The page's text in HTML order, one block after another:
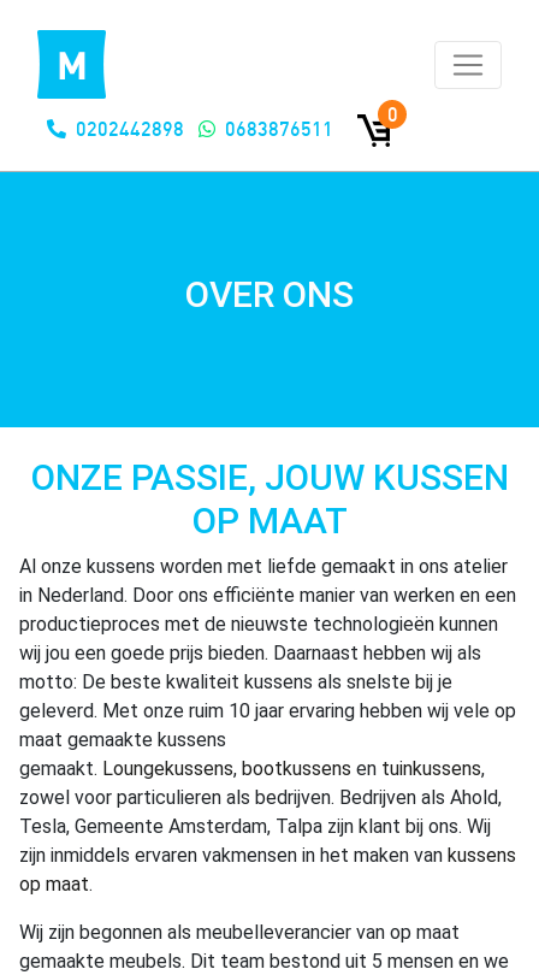
0202442898 0683876511
0
OVER ONS
ONZE PASSIE, JOUW KUSSEN
OP MAAT
Al onze kussens worden met liefde gemaakt in ons atelier
in Nederland. Door ons efficiënte manier van werken en een
productieproces met de nieuwste technologieën kunnen
wij jou een goede prijs bieden. Daarnaast hebben wij als
motto: De beste kwaliteit kussens als snelste bij je
geleverd. Met onze ruim 10 jaar ervaring hebben wij vele op
maat gemaakte kussens
gemaakt. Loungekussens, bootkussens en tuinkussens,
zowel voor particulieren als bedrijven. Bedrijven als Ahold,
Tesla, Gemeente Amsterdam, Talpa zijn klant bij ons. Wij
zijn inmiddels ervaren vakmensen in het maken van kussens
op maat.
Wij zijn begonnen als meubelleverancier van op maat
gemaakte meubels. Dit team bestond uit 5 mensen en we